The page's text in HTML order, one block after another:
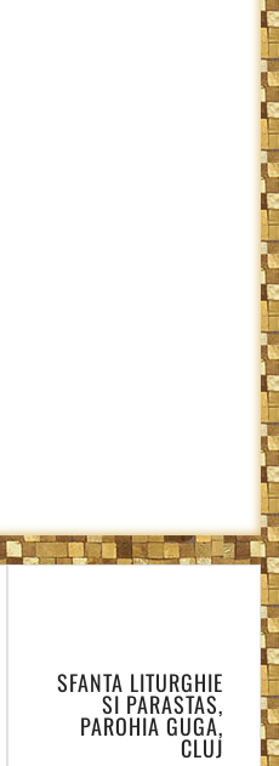
SFANTA LITURGHIE
SI PARASTAS,
PAROHIA GUGA,
CLUJ